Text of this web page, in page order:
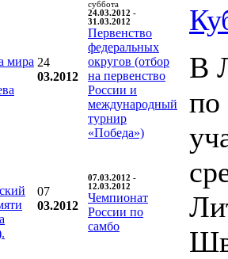
мира 24
03.2012
суббота
24.03.2012 -
31.03.2012
Первенство
федеральных
округов (отбор
на первенство
России и
международный
турнир
«Победа»)
07
03.2012
07.03.2012 -
12.03.2012
Чемпионат
России по
самбо
В